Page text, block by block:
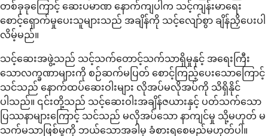
တစ်ခုခုကြောင့် ဆေးပမာဏ နောက်ကျပါက သင့်ကျန်းမာရေး
စောင့်ရှောက်မှုပေးသူများသည် အချိန်ကို သင့်လျော်စွာ ချိန်ညှိပေးပါ
လိမ့်မည်။
သင့်ဆေးအဖွဲ့သည် သင့်သက်တောင့်သက်သာရှိမှုနှင့် အရေးကြီး
သောလက္ခဏာများကို စဉ်ဆက်မပြတ် စောင့်ကြည့်ပေးသောကြောင့်
သင်သည် နောက်ထပ်ဆေးဝါးများ လိုအပ်မလိုအပ်ကို သိရှိနိုင်
ပါသည်။ ၎င်းတို့သည် သင့်ဆေးဝါးအချိန်ဇယားနှင့် ပတ်သက်သော
ပြဿနာများကြောင့် သင်သည် မလိုအပ်သော နာကျင်မှု သို့မဟုတ် မ
သက်မသာဖြစ်မှုကို ဘယ်သောအခါမှ ခံစားရစေမည်မဟုတ်ပါ။